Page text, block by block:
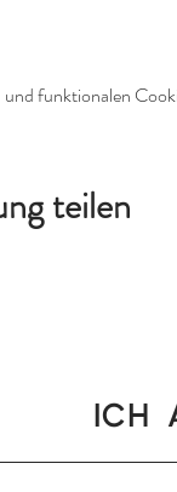
funktionalen
teilen
Ich